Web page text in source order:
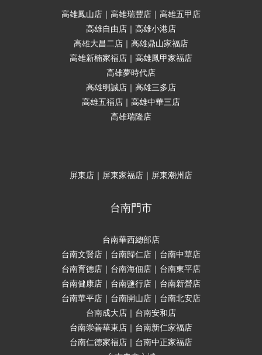
高雄鳳山店｜高雄瑞豐店｜高雄五甲店
高雄自由店｜高雄小港店
高雄大昌二店｜高雄鼎山家福店
高雄新楠家福店｜高雄鳳甲家福店
高雄夢時代店
高雄明誠店｜高雄三多店
高雄五福店｜高雄中華三店
高雄瑞隆店
屏東店｜屏東家福店｜屏東潮州店
台南門市
台南華西總部店
台南文賢店｜台南歸仁店｜台南中華店
台南育德店｜台南海佃店｜台南東平店
台南健康店｜台南鹽行店｜台南新營店
台南華平店｜台南開山店｜台南北安店
台南成大店｜台南安和店
台南崇善華東店｜台南新仁家福店
台南仁德家福店｜台南中正家福店